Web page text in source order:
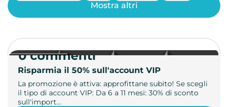
Risparmia il 50% sull'account VIP
La promozione è attiva: approfittane subito! Se scegli
il tipo di account VIP: Da 6 a 11 mesi: 30% di sconto
sull'import…
Mostra altri
0 commenti